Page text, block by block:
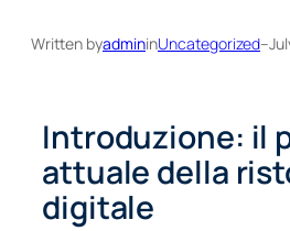
Written byadmininUncategorized–
Introduzione: il
attuale della
digitale